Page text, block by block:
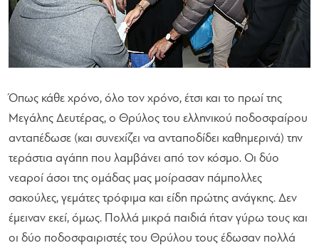
Όπως κάθε χρόνο, όλο τον χρόνο, έτσι και το πρωί της
Μεγάλης Δευτέρας, ο Θρύλος του ελληνικού ποδοσφαίρου
ανταπέδωσε (και συνεχίζει να ανταποδίδει καθημερινά) την
τεράστια αγάπη που λαμβάνει από τον κόσμο. Οι δύο
νεαροί άσοι της ομάδας μας μοίρασαν πάμπολλες
σακούλες, γεμάτες τρόφιμα και είδη πρώτης ανάγκης. Δεν
έμειναν εκεί, όμως. Πολλά μικρά παιδιά ήταν γύρω τους και
οι δύο ποδοσφαιριστές του Θρύλου τους έδωσαν πολλά